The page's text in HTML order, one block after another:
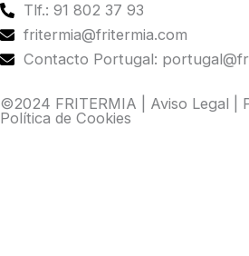
Tlf.: 91 802 37 93
fritermia@fritermia.com
Contacto Portugal:
©2024 FRITERMIA | Aviso Legal
Política de Cookies